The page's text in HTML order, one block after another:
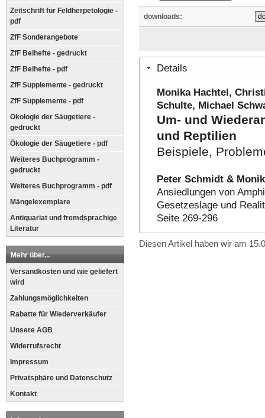
Zeitschrift für Feldherpetologie -
pdf
ZfF Sonderangebote
ZfF Beihefte - gedruckt
ZfF Beihefte - pdf
ZfF Supplemente - gedruckt
ZfF Supplemente - pdf
Ökologie der Säugetiere -
gedruckt
Ökologie der Säugetiere - pdf
Weiteres Buchprogramm -
gedruckt
Weiteres Buchprogramm - pdf
Mängelexemplare
Antiquariat und fremdsprachige
Literatur
Mehr über...
Versandkosten und wie geliefert
wird
Zahlungsmöglichkeiten
Rabatte für Wiederverkäufer
Unsere AGB
Widerrufsrecht
Impressum
Privatsphäre und Datenschutz
Kontakt
downloads:
Details
Monika Hachtel,
Schulte, Michael
Um- und
und Reptilien
Beispiele,
Peter Schmidt &
Ansiedlungen von
Gesetzeslage und
Seite 269-296
Diesen Artikel haben wir am